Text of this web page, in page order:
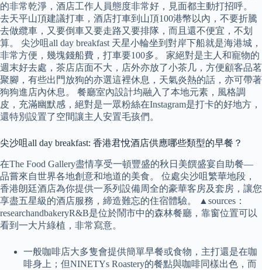
的非常乾淨，酒店工作人員態度非常好，見面都主動打招呼。
去天平山頂建議打車，酒店打車到山頂100港幣以內，不要折騰
去做纜車，又要倒車又要走路又要排隊，而且還不便宜，不划
算。 尖沙咀all day breakfast 天星小輪坐到對岸下船就是海港城，
非常方便，幾塊錢船費，打車要100多。 家絕對是主人和寵物的
週末好去處，茶店店面不大，店外亦放了小茶几，方便顧客品茗
聚腳，有些出門放狗的亦選這裡休息，天氣炎熱的話，亦可帶著
狗狗進店內休息。 餐廳室內設計均融入了本地元素，風格調
皮，充滿幽默感，絕對是一眾粉絲在Instagram是打卡的好地方，
還特別設置了空間讓主人安置毛孩們。
尖沙咀all day breakfast: 香港君悅酒店供應哪些類型的早餐？
在The Food Gallery盡情享受一頓豐盛的秋日美饌盛宴自助餐—
品嘗來自世界各地創意和地道的美食。 位處尖沙咀繁華地段，
香港朗廷酒店為你提供一系列設備周全的豪華客房及套房，讓您
享盡五星級的酒店服務，締造難忘的住宿體驗。 ▲sources：
researchandbakeryR&B是位於鬧市中的森林餐廳，靠窗位置可以
看到一大片綠植，非常寫意。
一般咖啡店大多隻會提供簡單早餐或食物，主打還是在咖
啡身上；但NINETYs Roastery的餐點與咖啡同樣出色，而